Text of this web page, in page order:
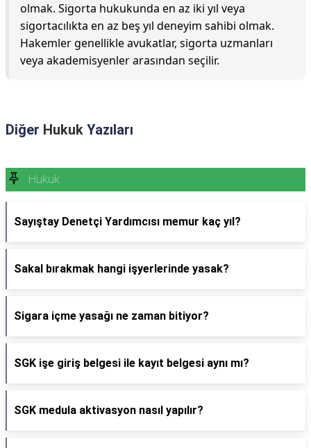
olmak. Sigorta hukukunda en az iki yıl veya
sigortacılıkta en az beş yıl deneyim sahibi olmak.
Hakemler genellikle avukatlar, sigorta uzmanları
veya akademisyenler arasından seçilir.
Diğer Hukuk Yazıları
Hukuk
Sayıştay Denetçi Yardımcısı memur kaç yıl?
Sakal bırakmak hangi işyerlerinde yasak?
Sigara içme yasağı ne zaman bitiyor?
SGK işe giriş belgesi ile kayıt belgesi aynı mı?
SGK medula aktivasyon nasıl yapılır?